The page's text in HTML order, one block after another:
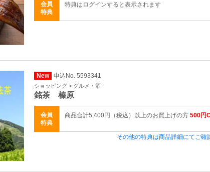
会員
特典
特典はログインすると表示されます
New 申込No. 5593341
ショッピング > グルメ・酒
銘茶 榛原
会員
特典
商品合計5,400円（税込）以上のお買上げの方 500円
その他の特典は商品詳細にてご確